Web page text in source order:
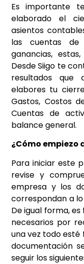
Es importante
elaborado el
asientos
las cuentas
ganancias,
Desde Siigo te
resultados que
elabores tu
Gastos, Costos
Cuentas de
balance general.
¿Cómo empiezo
Para iniciar este
revise y
empresa y los
correspondan a
De igual forma,
necesarios por
una vez todo
documentación
seguir los